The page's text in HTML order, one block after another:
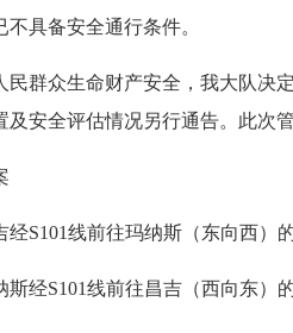
不具备安全通行条件。
民群众生命财产安全，我大队决
及安全评估情况另行通告。此次
经S101线前往玛纳斯（东向西）
斯经S101线前往昌吉（西向东）